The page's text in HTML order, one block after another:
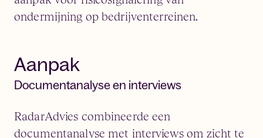
ondermijning op bedrijventerreinen.
Aanpak
Documentanalyse en interviews
RadarAdvies combineerde een
documentanalyse met interviews om zicht te